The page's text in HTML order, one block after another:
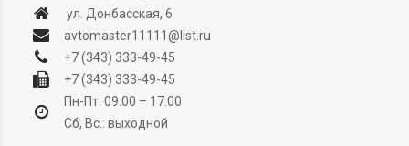
ул. Донбасская, 6
avtomaster11111@list.ru
+7 (343) 333-49-45
+7 (343) 333-49-45
Пн-Пт: 09.00 – 17.00
Сб, Вс.: выходной